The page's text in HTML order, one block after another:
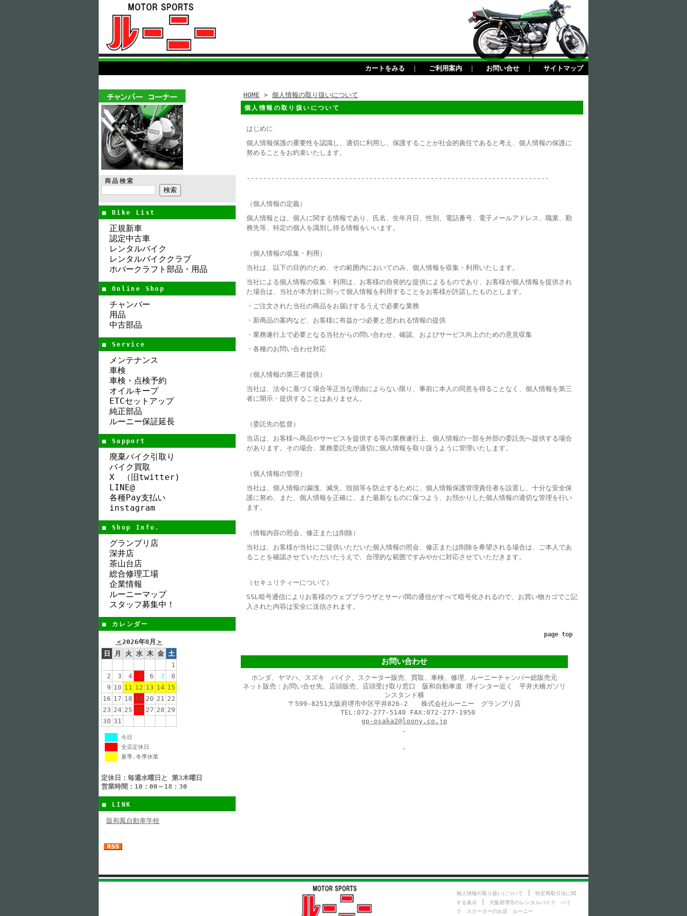
カートをみる ｜ ご利用案内 ｜ お問い合せ ｜ サイトマップ
商品検索
■ Bike List
正規新車
認定中古車
レンタルバイク
レンタルバイククラブ
ホバークラフト部品・用品
■ Online Shop
チャンバー
用品
中古部品
■ Service
メンテナンス
車検
車検・点検予約
オイルキープ
ETCセットアップ
純正部品
ルーニー保証延長
■ Support
廃棄バイク引取り
バイク買取
X （旧twitter)
LINE@
各種Pay支払い
instagram
■ Shop Info.
グランプリ店
深井店
茶山台店
総合修理工場
企業情報
ルーニーマップ
スタッフ募集中！
■ カレンダー
＜2026年8月 ＞
日
月 火 水 木 金 土
1
2
3 4 5 6 7
8
9 10 11 12 13 14 15
16 17 18 19 20 21 22
23 24 25 26 27 28 29
30 31
今日
全店定休日
夏季.冬季休業
定休日：毎週水曜日と 第3木曜日
営業時間：10：00～18：30
■ LINK
阪和鳳自動車学校
HOME > 個人情報の取り扱いについて
個人情報の取り扱いについて
はじめに
個人情報保護の重要性を認識し、適切に利用し、保護することが社会的責任であると考え、個人情報の保護に
努めることをお約束いたします。
--------------------------------------------------------------------------
（個人情報の定義）
個人情報とは、個人に関する情報であり、氏名、生年月日、性別、電話番号、電子メールアドレス、職業、勤
務先等、特定の個人を識別し得る情報をいいます。
（個人情報の収集・利用）
当社は、以下の目的のため、その範囲内においてのみ、個人情報を収集・利用いたします。
当社による個人情報の収集・利用は、お客様の自発的な提供によるものであり、お客様が個人情報を提供され
た場合は、当社が本方針に則って個人情報を利用することをお客様が許諾したものとします。
・ご注文された当社の商品をお届けするうえで必要な業務
・新商品の案内など、お客様に有益かつ必要と思われる情報の提供
・業務遂行上で必要となる当社からの問い合わせ、確認、およびサービス向上のための意見収集
・各種のお問い合わせ対応
（個人情報の第三者提供）
当社は、法令に基づく場合等正当な理由によらない限り、事前に本人の同意を得ることなく、個人情報を第三
者に開示・提供することはありません。
（委託先の監督）
当店は、お客様へ商品やサービスを提供する等の業務遂行上、個人情報の一部を外部の委託先へ提供する場合
があります。その場合、業務委託先が適切に個人情報を取り扱うように管理いたします。
（個人情報の管理）
当社は、個人情報の漏洩、滅失、毀損等を防止するために、個人情報保護管理責任者を設置し、十分な安全保
護に努め、また、個人情報を正確に、また最新なものに保つよう、お預かりした個人情報の適切な管理を行い
ます。
（情報内容の照会、修正または削除）
当社は、お客様が当社にご提供いただいた個人情報の照会、修正または削除を希望される場合は、ご本人であ
ることを確認させていただいたうえで、合理的な範囲ですみやかに対応させていただきます。
（セキュリティーについて）
SSL暗号通信によりお客様のウェブブラウザとサーバ間の通信がすべて暗号化されるので、お買い物カゴでご記
入された内容は安全に送信されます。
page top
お問い合わせ
ホンダ、ヤマハ、スズキ バイク、スクーター販売、買取、車検、修理、ルーニーチャンバー総販売元
ネット販売：お問い合せ先、店頭販売、店頭受け取り窓口 阪和自動車道 堺インター近く 平井大橋ガソリ
ンスタンド横
〒599-8251大阪府堺市中区平井826-2 株式会社ルーニー グランプリ店
TEL:072-277-5140 FAX:072-277-1950
gp-osaka2@loony.co.jp
.
.
個人情報の取り扱いについて
特定商取引法に関
する表示
大阪府堺市のレンタルバイク バイ
ク スクーターのお店 ルーニー